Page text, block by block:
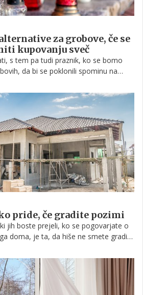
za grobove, če se
kupovanju sveč
s tem pa tudi praznik, ko se bomo
da bi se poklonili spominu na
se namreč še vedno težko
svečam, kljub temu da te samo
na smetišču kot odpadek, ki
da se razgradi. Če želite letos storiti
je morda čas, da namesto teh
bolj prijazno alternativo.
pride, če gradite pozimi
jih boste prejeli, ko se pogovarjate o
doma, je ta, da hiše ne smete graditi
majhna. Čeprav lahko pride do
da gradnja pozimi ne more biti